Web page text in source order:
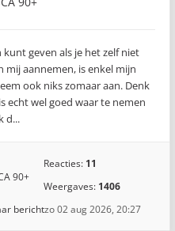
kunt geven als je het zelf niet
mij aannemen, is enkel mijn
ook niks zomaar aan. Denk
echt wel goed waar te nemen
d...
90+
Reacties: 11
Weergaves: 1406
zo 02 aug 2026, 20:27
bericht